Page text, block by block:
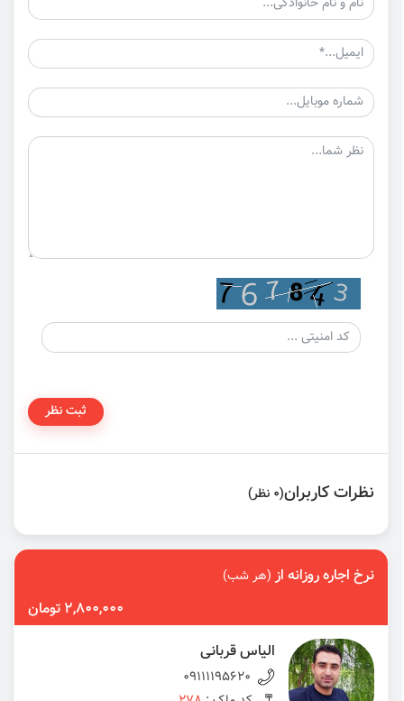
ثبت نظر
نظرات کاربران(0 نظر)
نرخ اجاره روزانه از(هر شب)
2,800,000 تومان
الیاس قربانی
09111195620